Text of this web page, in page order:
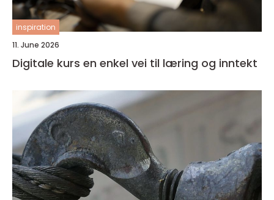
inspiration
11. June 2026
Digitale kurs en enkel vei til læring og inntekt